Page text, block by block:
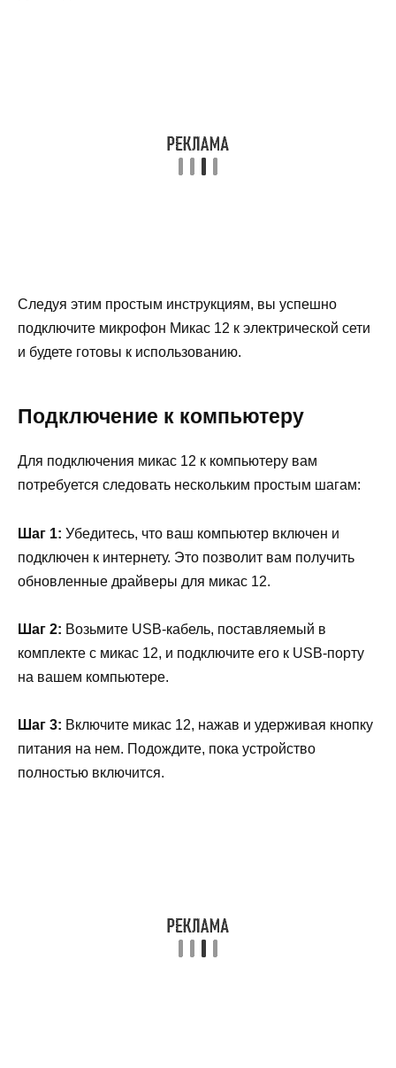
Следуя этим простым инструкциям, вы успешно
подключите микрофон Микас 12 к электрической сети
и будете готовы к использованию.
Подключение к компьютеру
Для подключения микас 12 к компьютеру вам
потребуется следовать нескольким простым шагам:
Шаг 1: Убедитесь, что ваш компьютер включен и
подключен к интернету. Это позволит вам получить
обновленные драйверы для микас 12.
Шаг 2: Возьмите USB-кабель, поставляемый в
комплекте с микас 12, и подключите его к USB-порту
на вашем компьютере.
Шаг 3: Включите микас 12, нажав и удерживая кнопку
питания на нем. Подождите, пока устройство
полностью включится.